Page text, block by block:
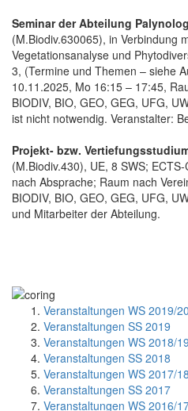
Seminar der Abteilung
(M.Biodiv.630065), in Verbindung
Vegetationsanalyse und
3, (Termine und Themen – siehe
10.11.2025, Mo 16:15 – 17:45,
BIODIV, BIO, GEO, GEG, UFG,
ist nicht notwendig. Veranstalter:
Projekt- bzw.
(M.Biodiv.430), UE, 8 SWS;
nach Absprache; Raum nach
BIODIV, BIO, GEO, GEG, UFG,
und Mitarbeiter der Abteilung.
Veranstaltungen WS 2019/20
Veranstaltungen SS 2019
Veranstaltungen WS 2018/19
Veranstaltungen SS 2018
Veranstaltungen WS 2017/18
Veranstaltungen SS 2017
Veranstaltungen WS 2016/